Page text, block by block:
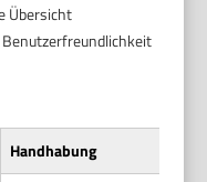
Übersicht
Handhabung